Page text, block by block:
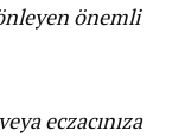
önemli
eczacınıza